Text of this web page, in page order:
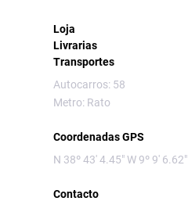
Loja
Livrarias
Transportes
Autocarros: 58
Metro: Rato
Coordenadas GPS
N 38º 43' 4.45" W 9º 9' 6.62"
Contacto